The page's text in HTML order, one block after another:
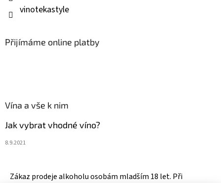
vinotekastyle
Přijímáme online platby
Vína a vše k nim
Jak vybrat vhodné víno?
8.9.2021
Zákaz prodeje alkoholu osobám mladším 18 let. Při